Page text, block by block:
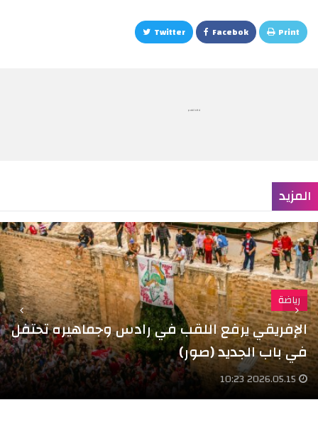
Print
Facebok
Twitter
publicité
المزيد
رياضة
الإفريقي يرفع اللقب في رادس وجماهيره تحتفل
في باب الجديد (صور)
2026.05.15 10:23